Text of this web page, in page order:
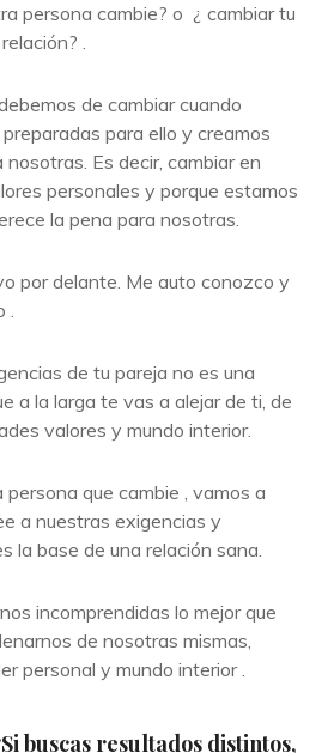
persona cambie? o ¿ cambiar tu
.
de cambiar cuando
para ello y creamos
nosotras. Es decir, cambiar en
personales y porque estamos
la pena para nosotras.
por delante. Me auto conozco y
.
de tu pareja no es una
a la larga te vas a alejar de ti, de
valores y mundo interior.
que cambie , vamos a
a nuestras exigencias y
la base de una relación sana.
incomprendidas lo mejor que
de nosotras mismas,
personal y mundo interior .
buscas resultados distintos,